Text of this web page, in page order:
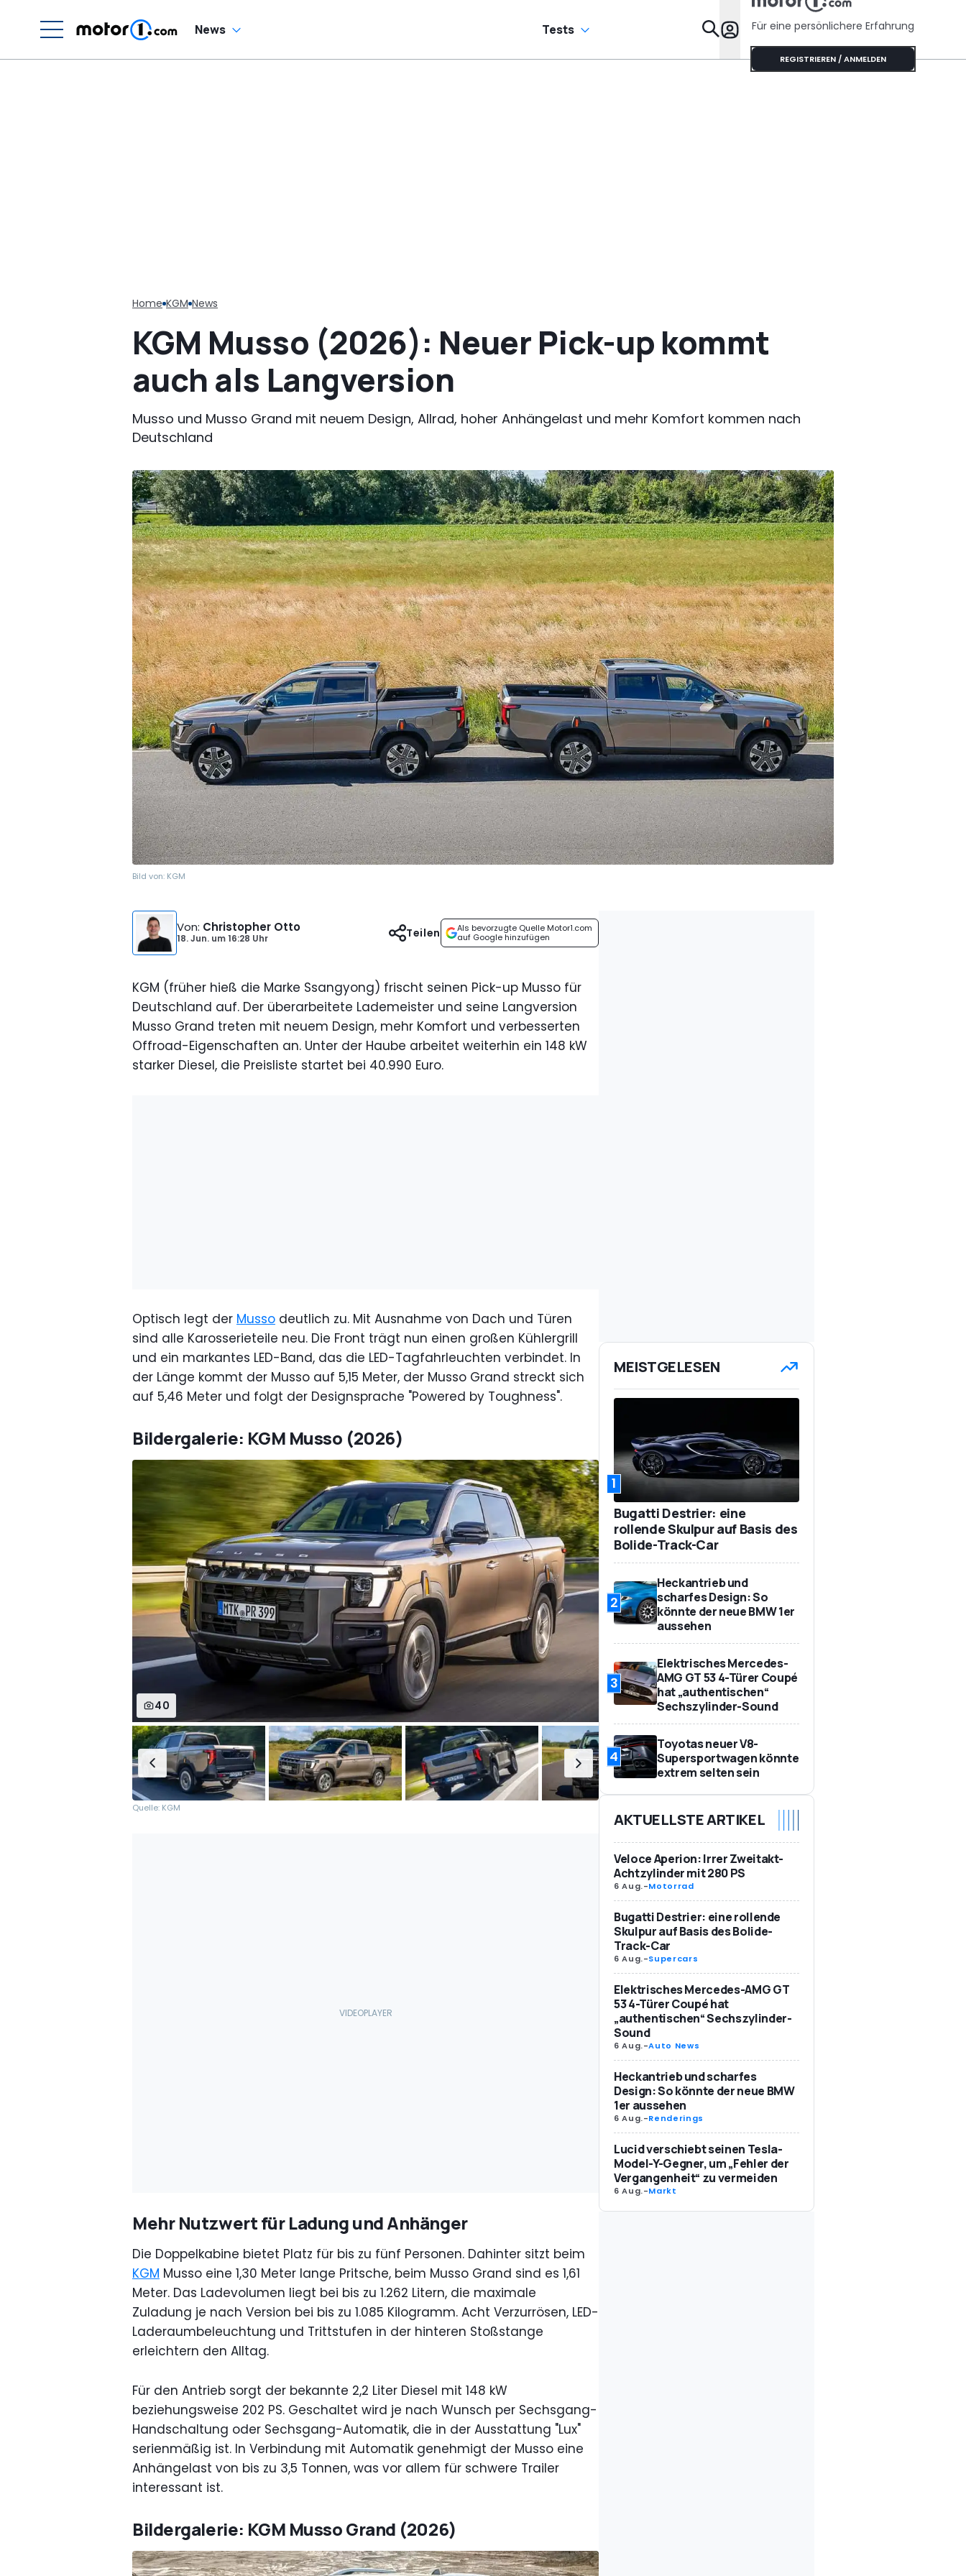
News Tests Specials
Für eine persönlichere Erfahrung
REGISTRIEREN / ANMELDEN
Home KGM News
KGM Musso (2026): Neuer Pick-up kommt
auch als Langversion
Musso und Musso Grand mit neuem Design, Allrad, hoher Anhängelast und mehr Komfort kommen nach
Deutschland
Bild von: KGM
Von: Christopher Otto
18. Jun. um16:28 Uhr
Als bevorzugte Quelle Motor1.com
auf Google hinzufügen
Teilen
KGM (früher hieß die Marke Ssangyong) frischt seinen Pick-up Musso für
Deutschland auf. Der überarbeitete Lademeister und seine Langversion
Musso Grand treten mit neuem Design, mehr Komfort und verbesserten
Offroad-Eigenschaften an. Unter der Haube arbeitet weiterhin ein 148 kW
starker Diesel, die Preisliste startet bei 40.990 Euro.
Optisch legt der Musso deutlich zu. Mit Ausnahme von Dach und Türen
sind alle Karosserieteile neu. Die Front trägt nun einen großen Kühlergrill
und ein markantes LED-Band, das die LED-Tagfahrleuchten verbindet. In
der Länge kommt der Musso auf 5,15 Meter, der Musso Grand streckt sich
auf 5,46 Meter und folgt der Designsprache "Powered by Toughness".
Bildergalerie: KGM Musso (2026)
40
Quelle: KGM
Mehr Nutzwert für Ladung und Anhänger
Die Doppelkabine bietet Platz für bis zu fünf Personen. Dahinter sitzt beim
KGM Musso eine 1,30 Meter lange Pritsche, beim Musso Grand sind es 1,61
Meter. Das Ladevolumen liegt bei bis zu 1.262 Litern, die maximale
Zuladung je nach Version bei bis zu 1.085 Kilogramm. Acht Verzurrösen, LED-
Laderaumbeleuchtung und Trittstufen in der hinteren Stoßstange
erleichtern den Alltag.
Für den Antrieb sorgt der bekannte 2,2 Liter Diesel mit 148 kW
beziehungsweise 202 PS. Geschaltet wird je nach Wunsch per Sechsgang-
Handschaltung oder Sechsgang-Automatik, die in der Ausstattung "Lux"
serienmäßig ist. In Verbindung mit Automatik genehmigt der Musso eine
Anhängelast von bis zu 3,5 Tonnen, was vor allem für schwere Trailer
interessant ist.
Bildergalerie: KGM Musso Grand (2026)
MEISTGELESEN
1
Bugatti Destrier: eine
rollende Skulpur auf Basis des
Bolide-Track-Car
2
Heckantrieb und
scharfes Design: So
könnte der neue BMW 1er
aussehen
3
Elektrisches Mercedes-
AMG GT 53 4-Türer Coupé
hat „authentischen“
Sechszylinder-Sound
4
Toyotas neuer V8-
Supersportwagen könnte
extrem selten sein
AKTUELLSTE ARTIKEL
Veloce Aperion: Irrer Zweitakt-
Achtzylinder mit 280 PS
6 Aug.-Motorrad
Bugatti Destrier: eine rollende
Skulpur auf Basis des Bolide-
Track-Car
6 Aug.-Supercars
Elektrisches Mercedes-AMG GT
53 4-Türer Coupé hat
„authentischen“ Sechszylinder-
Sound
6 Aug.-Auto News
Heckantrieb und scharfes
Design: So könnte der neue BMW
1er aussehen
6 Aug.-Renderings
Lucid verschiebt seinen Tesla-
Model-Y-Gegner, um „Fehler der
Vergangenheit“ zu vermeiden
6 Aug.-Markt
Sechszylinder-